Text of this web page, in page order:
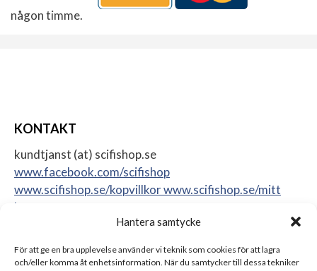
Hantera samtycke
För att ge en bra upplevelse använder vi teknik som cookies för att lagra
och/eller komma åt enhetsinformation. När du samtycker till dessa tekniker
någon timme.
KONTAKT
kundtjanst (at) scifishop.se
www.facebook.com/scifishop
www.scifishop.se/kopvillkorwww.scifishop.se/mitt
konto
Sweden